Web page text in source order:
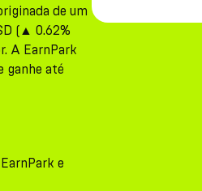
de um
(▲ 0.62%
A EarnPark
ganhe até
e